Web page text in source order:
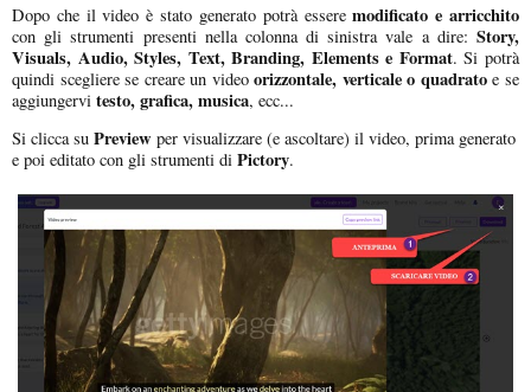
Dopo che il video è stato generato potrà esseremodificato e arricchito
con gli strumenti presenti nella colonna di sinistra vale a dire: Story,
Visuals, Audio, Styles, Text, Branding, Elements e Format. Si potrà
quindi scegliere se creare un videoorizzontale, verticale o quadratoe se
aggiungervi testo, grafica, musica, ecc...
Si clicca su Preview per visualizzare (e ascoltare) il video, prima generato
e poi editato con gli strumenti di Pictory.